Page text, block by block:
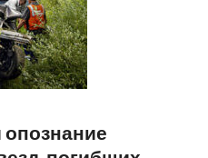
опознание